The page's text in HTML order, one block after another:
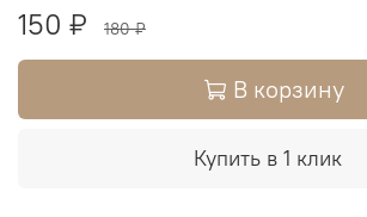
150 ₽ 180 ₽
В корзину
Купить в 1 клик